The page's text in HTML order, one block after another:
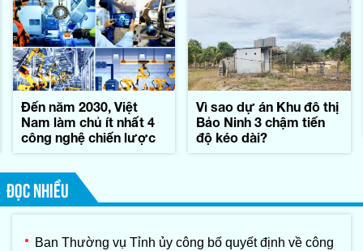
Đến năm 2030, Việt
Nam làm chủ ít nhất 4
công nghệ chiến lược
Vì sao dự án Khu đô thị
Bảo Ninh 3 chậm tiến
độ kéo dài?
ĐỌC NHIỀU
Ban Thường vụ Tỉnh ủy công bố quyết định về công